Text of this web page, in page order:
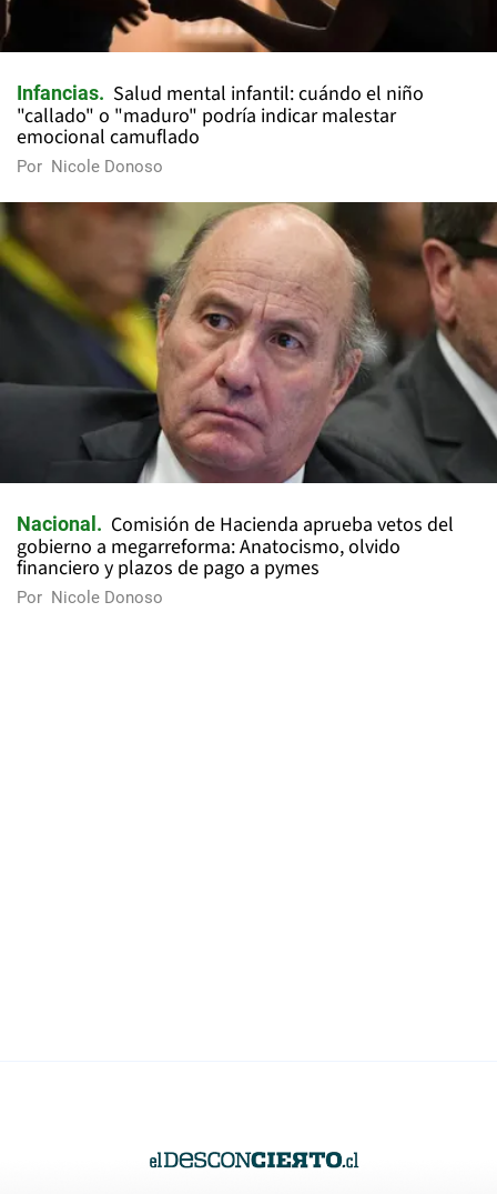
Infancias
Salud mental infantil: cuándo el niño
"callado" o "maduro" podría indicar malestar
emocional camuflado
Por Nicole Donoso
Nacional
Comisión de Hacienda aprueba vetos del
gobierno a megarreforma: Anatocismo, olvido
financiero y plazos de pago a pymes
Por Nicole Donoso